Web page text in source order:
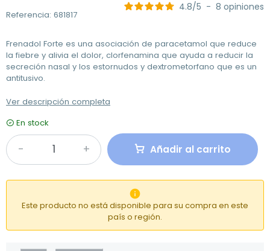
Referencia: 681817
4.8/5 - 8 opiniones
Frenadol Forte es una asociación de paracetamol que reduce
la fiebre y alivia el dolor, clorfenamina que ayuda a reducir la
secreción nasal y los estornudos y dextrometorfano que es un
antitusivo.
Ver descripción completa
En stock
Añadir al carrito

Este producto no está disponible para su compra en este
país o región.